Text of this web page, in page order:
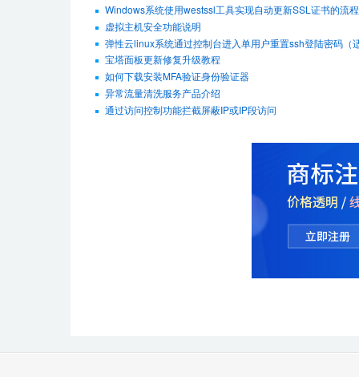
Windows系统使用westssl工具实现自动更新SSL证书的流程
虚拟主机安全功能说明
弹性云linux系统通过控制台进入单用户重置ssh登陆密码（
宝塔面板更新修复升级教程
如何下载安装MFA验证身份验证器
异常流量清洗服务产品介绍
通过访问控制功能拦截屏蔽IP或IP段访问